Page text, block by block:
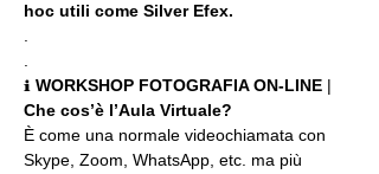
hoc utili come Silver Efex.
ℹ WORKSHOP FOTOGRAFIA ON-LINE |
Che cos’è l’Aula Virtuale?
È come una normale videochiamata con
Skype, Zoom, WhatsApp, etc. ma più